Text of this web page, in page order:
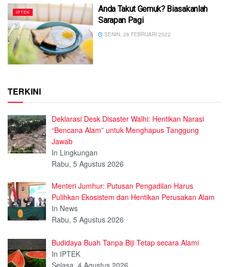
IPTEK
Anda Takut Gemuk? Biasakanlah
Sarapan Pagi
SENIN, 28 FEBRUARI 2022
TERKINI
Deklarasi Desk Disaster Walhi: Hentikan Narasi
“Bencana Alam” untuk Menghapus Tanggung
Jawab
In Lingkungan
Rabu, 5 Agustus 2026
Menteri Jumhur: Putusan Pengadilan Harus
Pulihkan Ekosistem dan Hentikan Perusakan Alam
In News
Rabu, 5 Agustus 2026
Budidaya Buah Tanpa Biji Tetap secara Alami
In IPTEK
Selasa, 4 Agustus 2026